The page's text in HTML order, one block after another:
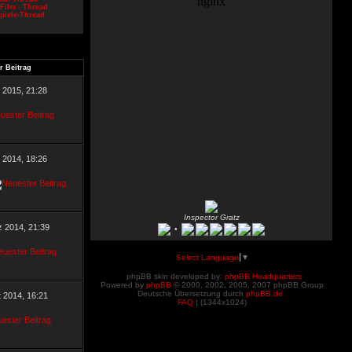
- Thread
Thread
Beitrag
2015, 21:28
2014, 18:26
2014, 21:39
16:21
Inspector Gratz
•
Select Language ▼
phpBB skin developed by: phpBB Headquarters
Powered by phpBB © 2000, 2002, 2005, 2007 phpBB Group
Deutsche Übersetzung durch phpBB.de
FAQ| (1344x1024)